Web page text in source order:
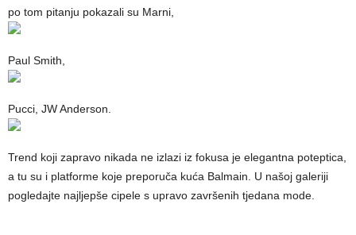
po tom pitanju pokazali su Marni,
Paul Smith,
Pucci, JW Anderson.
Trend koji zapravo nikada ne izlazi iz fokusa je elegantna poteptica,
a tu su i platforme koje preporuča kuća Balmain. U našoj galeriji
pogledajte najljepše cipele s upravo završenih tjedana mode.